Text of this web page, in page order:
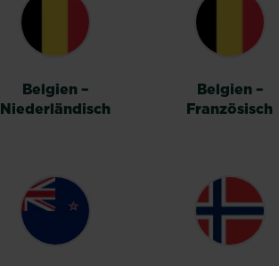
Belgien –
Niederländisch
Belgien –
Französisch